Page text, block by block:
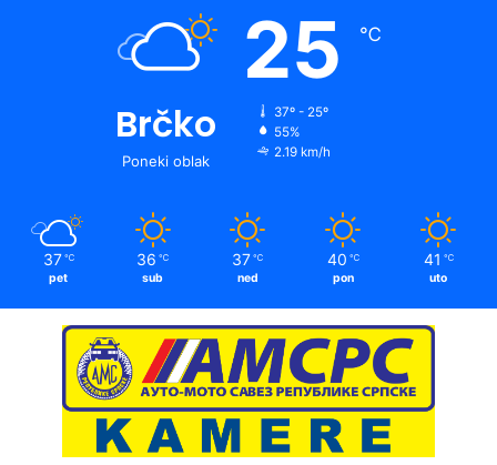
Brčko
Poneki oblak
25 ℃
37º - 25º
55%
2.19 km/h
37 ℃
pet
36 ℃
sub
37 ℃
ned
40 ℃
pon
41 ℃
uto